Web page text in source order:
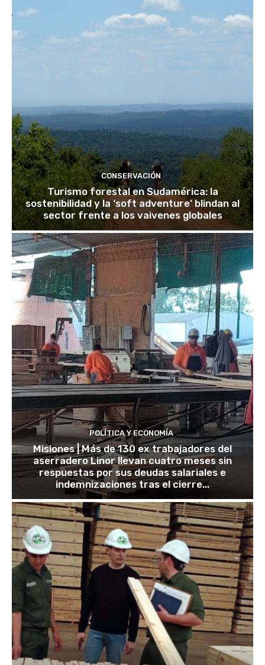
CONSERVACIÓN
Turismo forestal en Sudamérica: la
sostenibilidad y la ‘soft adventure’ blindan al
sector frente a los vaivenes globales
POLÍTICA Y ECONOMÍA
Misiones | Más de 130 ex trabajadores del
aserradero Linor llevan cuatro meses sin
respuestas por sus deudas salariales e
indemnizaciones tras el cierre...